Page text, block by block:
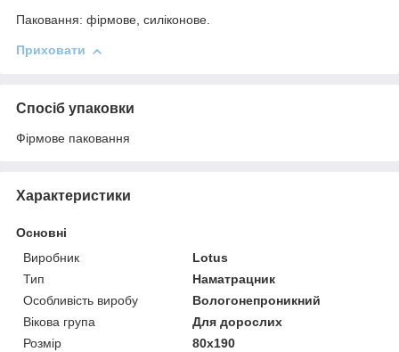
Паковання: фірмове, силіконове.
Приховати
Спосіб упаковки
Фірмове паковання
Характеристики
Основні
Виробник
Lotus
Тип
Наматрацник
Особливість виробу
Вологонепроникний
Вікова група
Для дорослих
Розмір
80x190